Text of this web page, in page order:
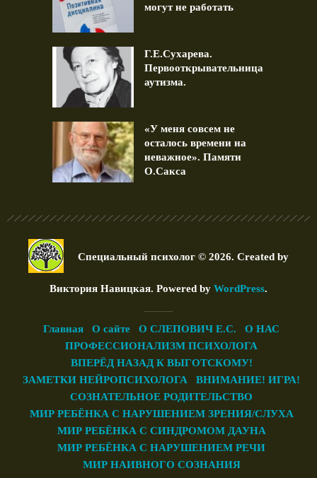
могут не работать
Г.Е.Сухарева.
Первооткрывательница
аутизма.
«У меня совсем не
осталось времени на
неважное». Памяти
О.Сакса
Специальный психолог © 2026. Created by
Виктория Навицкая. Powered by WordPress.
Главная О сайте О СЛЕПОВИЧ Е.С.
О НАС
ПРОФЕССИОНАЛИЗМ ПСИХОЛОГА
ВПЕРЁД НАЗАД К ВЫГОТСКОМУ!
ЗАМЕТКИ НЕЙРОПСИХОЛОГА
ВНИМАНИЕ! ИГРА!
СОЗНАТЕЛЬНОЕ РОДИТЕЛЬСТВО
МИР РЕБЁНКА С НАРУШЕНИЕМ ЗРЕНИЯ/СЛУХА
МИР РЕБЁНКА С СИНДРОМОМ ДАУНА
МИР РЕБЁНКА С НАРУШЕНИЕМ РЕЧИ
МИР НАИВНОГО СОЗНАНИЯ